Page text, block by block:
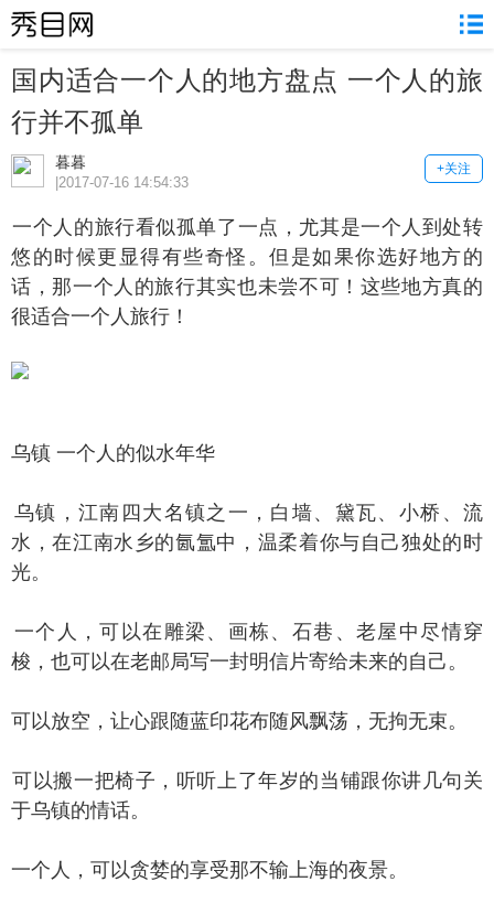
国内适合一个人的地方盘点 一个人的旅
行并不孤单
暮暮 +关注
|2017-07-16 14:54:33
人的旅行看似孤单了一点，尤其是一个人到处转
悠的时候更显得有些奇怪。但是如果你选好地方的
话，那一个人的旅行其实也未尝不可！这些地方真的
很适合一个人旅行！
一个人的似水年华
，江南四大名镇之一，白墙、黛瓦、小桥、流
水，在江南水乡的氤氲中，温柔着你与自己独处的时
光。
人，可以在雕梁、画栋、石巷、老屋中尽情穿
梭，也可以在老邮局写一封明信片寄给未来的自己。
放空，让心跟随蓝印花布随风飘荡，无拘无束。
搬一把椅子，听听上了年岁的当铺跟你讲几句关
于乌镇的情话。
人，可以贪婪的享受那不输上海的夜景。